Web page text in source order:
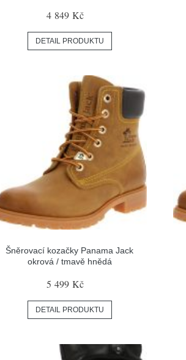
4 849 Kč
DETAIL PRODUKTU
Šněrovací kozačky Panama Jack
okrová / tmavě hnědá
5 499 Kč
DETAIL PRODUKTU